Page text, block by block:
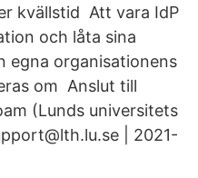
kvällstid Att vara IdP
och låta sina
egna organisationens
om Anslut till
(Lunds universitets
| 2021-